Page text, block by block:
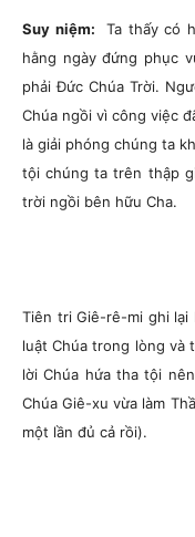
Suy niệm:
Ta thấy có
hằng ngày đứng
phải Đức Chúa Trời.
Chúa ngồi vì công việc
là giải phóng chúng ta
tội chúng ta trên thập
trời ngồi bên hữu Cha.
Tiên tri Giê-rê-mi ghi lại
luật Chúa trong lòng và
lời Chúa hứa tha tội
Chúa Giê-xu vừa làm
một lần đủ cả rồi).